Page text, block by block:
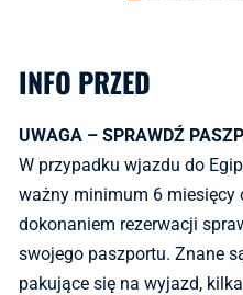
INFO PRZED
UWAGA – SPRAWDŹ
W przypadku wjazdu do
ważny minimum 6 miesięcy
dokonaniem rezerwacji
swojego paszportu. Znane
pakujące się na wyjazd,